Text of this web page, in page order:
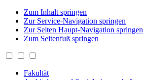
Zum Inhalt springen
Zur Service-Navigation springen
Zur Seiten Haupt-Navigation springen
Zum Seitenfuß springen
Fakultät